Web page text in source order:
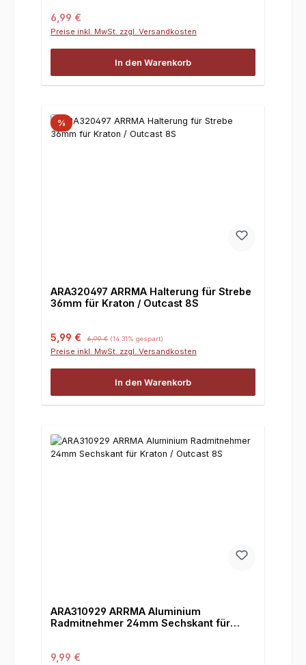
Regulärer Preis:
6,99 €
Preise inkl. MwSt. zzgl. Versandkosten
In den Warenkorb
%
ARA320497 ARRMA Halterung für Strebe
36mm für Kraton / Outcast 8S
Verkaufspreis:
5,99 € 6,99 € (14.31% gespart)
Preise inkl. MwSt. zzgl. Versandkosten
In den Warenkorb
ARA310929 ARRMA Aluminium
Radmitnehmer 24mm Sechskant für
Regulärer Preis:
9,99 €